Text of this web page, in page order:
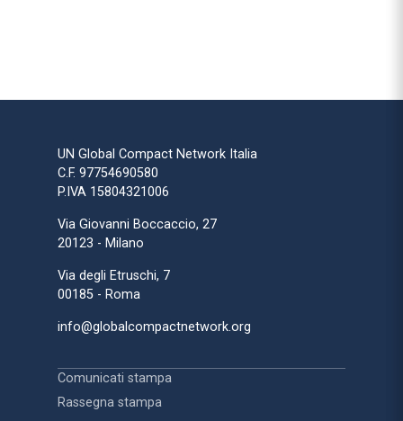
UN Global Compact Network Italia
C.F. 97754690580
P.IVA 15804321006
Via Giovanni Boccaccio, 27
20123 - Milano
Via degli Etruschi, 7
00185 - Roma
info@globalcompactnetwork.org
Comunicati stampa
Rassegna stampa